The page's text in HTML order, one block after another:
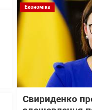
Економіка
Свириденко